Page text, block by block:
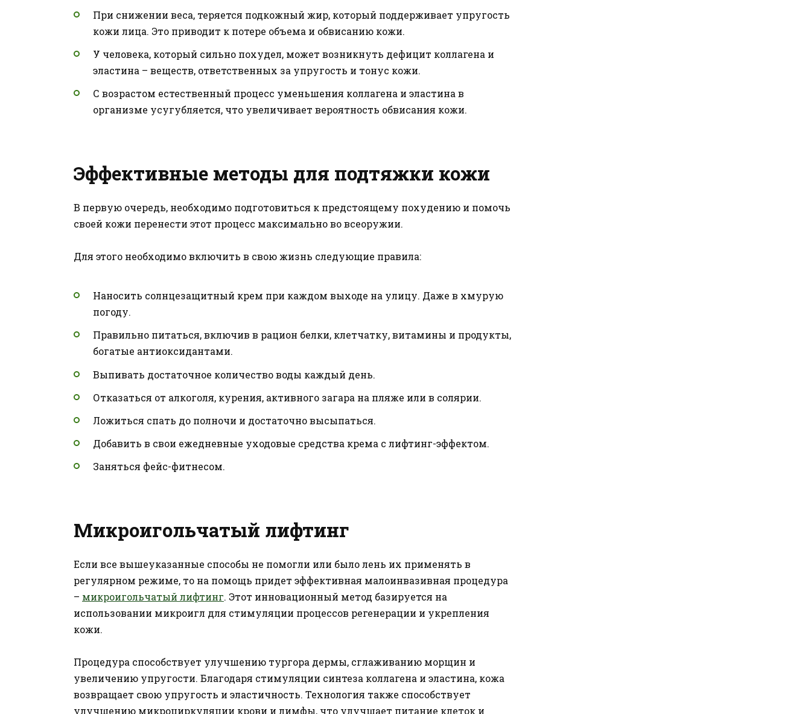
При снижении веса, теряется подкожный жир, который поддерживает упругость
кожи лица. Это приводит к потере объема и обвисанию кожи.
У человека, который сильно похудел, может возникнуть дефицит коллагена и
эластина – веществ, ответственных за упругость и тонус кожи.
С возрастом естественный процесс уменьшения коллагена и эластина в
организме усугубляется, что увеличивает вероятность обвисания кожи.
Эффективные методы для подтяжки кожи
В первую очередь, необходимо подготовиться к предстоящему похудению и помочь
своей кожи перенести этот процесс максимально во всеоружии.
Для этого необходимо включить в свою жизнь следующие правила:
Наносить солнцезащитный крем при каждом выходе на улицу. Даже в хмурую
погоду.
Правильно питаться, включив в рацион белки, клетчатку, витамины и продукты,
богатые антиоксидантами.
Выпивать достаточное количество воды каждый день.
Отказаться от алкоголя, курения, активного загара на пляже или в солярии.
Ложиться спать до полночи и достаточно высыпаться.
Добавить в свои ежедневные уходовые средства крема с лифтинг-эффектом.
Заняться фейс-фитнесом.
Микроигольчатый лифтинг
Если все вышеуказанные способы не помогли или было лень их применять в
регулярном режиме, то на помощь придет эффективная малоинвазивная процедура
– микроигольчатый лифтинг. Этот инновационный метод базируется на
использовании микроигл для стимуляции процессов регенерации и укрепления
кожи.
Процедура способствует улучшению тургора дермы, сглаживанию морщин и
увеличению упругости. Благодаря стимуляции синтеза коллагена и эластина, кожа
возвращает свою упругость и эластичность. Технология также способствует
улучшению микроциркуляции крови и лимфы, что улучшает питание клеток и